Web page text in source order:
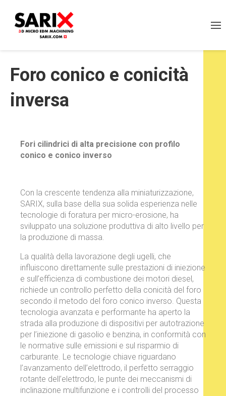
Foro conico e conicità
inversa
Fori cilindrici di alta precisione con profilo
conico e conico inverso
Con la crescente tendenza alla miniaturizzazione,
SARIX, sulla base della sua solida esperienza nelle
tecnologie di foratura per micro-erosione, ha
sviluppato una soluzione produttiva di alto livello per
la produzione di massa.
La qualità della lavorazione degli ugelli, che
influiscono direttamente sulle prestazioni di iniezione
e sull’efficienza di combustione dei motori diesel,
richiede un controllo perfetto della conicità del foro
secondo il metodo del foro conico inverso. Questa
tecnologia avanzata e performante ha aperto la
strada alla produzione di dispositivi per autotrazione
per l’iniezione di gasolio e benzina, in conformità con
le normative sulle emissioni e sul risparmio di
carburante. Le tecnologie chiave riguardano
l’avanzamento dell’elettrodo, il perfetto serraggio
rotante dell’elettrodo, le punte dei meccanismi di
inclinazione multifunzione e i controlli del processo